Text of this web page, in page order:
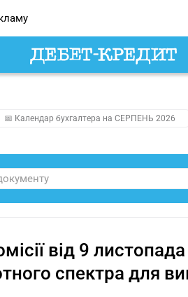
📅 Календар бухгалтера на СЕРПЕНЬ 2026
від 9
спектра для